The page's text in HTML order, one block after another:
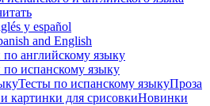
y español
and English
английскому языку
испанскому языку
Тесты по испанскому языкуПроза
картинки для срисовкиНовинки